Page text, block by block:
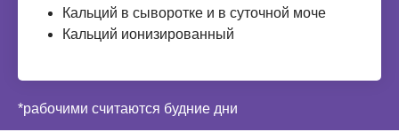
Кальций в сыворотке и в суточной моче
Кальций ионизированный
*рабочими считаются будние дни